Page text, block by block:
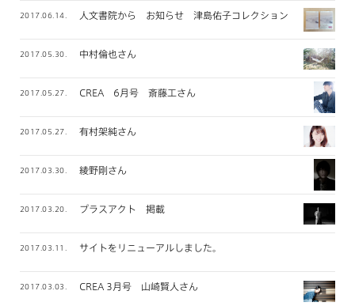
2017.06.14. 人文書院から お知らせ 津島佑子コレクション
2017.05.30. 中村倫也さん
2017.05.27. CREA 6月号 斎藤工さん
2017.05.27. 有村架純さん
2017.03.30. 綾野剛さん
2017.03.20. プラスアクト 掲載
2017.03.11. サイトをリニューアルしました。
2017.03.03. CREA 3月号 山崎賢人さん